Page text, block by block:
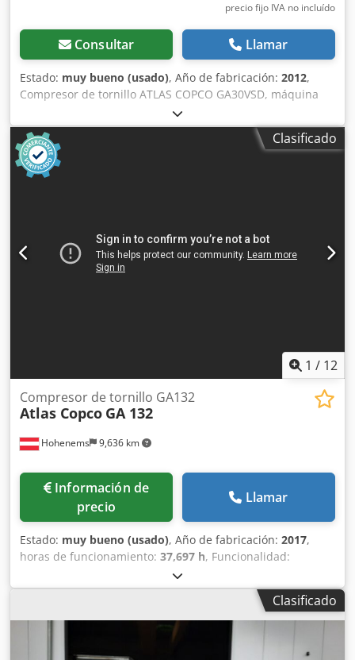
precio fijo IVA no incluído
Consultar Llamar
Estado: muy bueno (usado), Año de fabricación: 2012,
Compresor de tornillo ATLAS COPCO GA30VSD, máquina
con variador de frecuencia después de servicio Datos
técnicos: Dcsdpfx Ajy S T Thohqek capacidad: 5,58 m3/min;
motor de 30 kW; presión máxima: 13 bar; año de
fabricación: 2012; horas de uso: 11816!!! Precio: 24.500
neto / 30.135 bruto El compresor está totalmente
Clasificado
1 / 12
Hohenems 9,636 km
Compresor de tornillo GA132
Atlas Copco GA 132
Información de
precio
Llamar
Estado: muy bueno (usado), Año de fabricación: 2017,
horas de funcionamiento: 37,697 h, Funcionalidad:
, Compresor de tornillo Atlas Copco
GA132 132 kW 7,5 bar 25,40 m3/min Dcodpfoyym H Djx
Ahqsk Año de fabricación: 2017 Horas de funcionamiento:
37.697
Clasificado